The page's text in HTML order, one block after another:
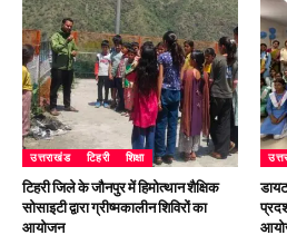
उत्तराखंड टिहरी शिक्षा
टिहरी जिले के जौनपुर में हिमोत्थान शैक्षिक
सोसाइटी द्वारा ग्रीष्मकालीन शिविरों का
आयोजन